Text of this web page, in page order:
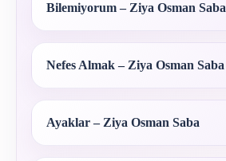
Bilemiyorum – Ziya Osman Saba
Nefes Almak – Ziya Osman Saba
Ayaklar – Ziya Osman Saba